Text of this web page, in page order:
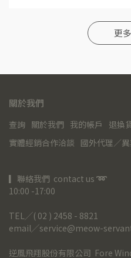
更
關於我們
查詢 關於我們 我的帳戶 退換
實體經銷合作洽談 國外代理／
▎聯絡我們  contact us ➿
10:00 -17:00
TEL╱( 02 ) 2458 - 8821
email╱service@meow-
逆風飛翔股份有限公司  Fore